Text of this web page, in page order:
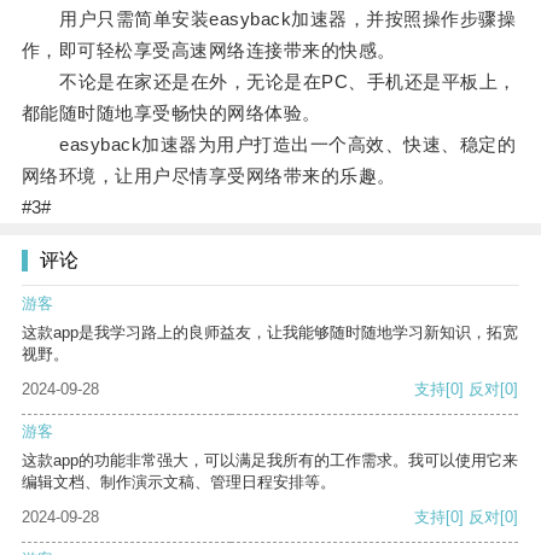
用户只需简单安装easyback加速器，并按照操作步骤操
作，即可轻松享受高速网络连接带来的快感。
不论是在家还是在外，无论是在PC、手机还是平板上，
都能随时随地享受畅快的网络体验。
easyback加速器为用户打造出一个高效、快速、稳定的
网络环境，让用户尽情享受网络带来的乐趣。
#3#
评论
游客
这款app是我学习路上的良师益友，让我能够随时随地学习新知识，拓宽
视野。
2024-09-28
支持[0] 反对[0]
游客
这款app的功能非常强大，可以满足我所有的工作需求。我可以使用它来
编辑文档、制作演示文稿、管理日程安排等。
2024-09-28
支持[0] 反对[0]